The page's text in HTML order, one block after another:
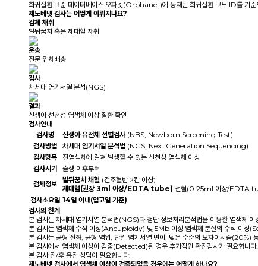
희귀질환 표준 데이터베이스 오파넷(Orphanet)에 등재된 희귀질환 코드 ID를 기준
제노베넷 검사는 어떻게 이뤄지나요?
검체 채취
발뒤꿈치 혹은 제대혈 채취
운송
전문 업체배송
검사
차세대 염기서열 분석(NGS)
결과
신생아 선천성 염색체 이상 질환 확인
검사안내
검사명
신생아 유전체 선별검사 (NBS, Newborn Screening Test)
검사방법 차세대 염기서열 분석법 (NGS, Next Generation Sequencing)
검사항목
전염색체에 걸쳐 발생할 수 있는 선천성 염색체 이상
검사시기 출생 이후부터
검체정보 발뒤꿈치 채혈 (건조혈반 2칸 이상)
제대혈(권장 3ml 이상/EDTA tube) 전혈(0.25ml 이상/EDTA
검사소요일 14일 이내(입고일 기준)
검사의 한계
본 검사는 차세대 염기서열 분석법(NGS)과 첨단 정보처리분석법을 이용한 염색체 이
본 검사는 염색체 수적 이상(Aneuploidy) 및 5Mb 이상 염색체 분절의 수적 이
본 검사는 균형 전좌, 균형 역위, 단일 염기서열 변이, 낮은 수준의 모자이시즘(20%)
본 검사에서 염색체 이상이 검출(Detected)된 경우 추가적인 확진검사가 필요합니다.
본 검사 전/후 유전 상담이 필요합니다.
제노베넷 검사에서 염색체 이상이 검출되었을 경우에는 어떻게 하나요?